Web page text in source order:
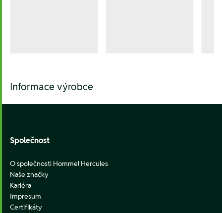
Informace výrobce
Společnost
O společnosti Hommel Hercules
Naše značky
Kariéra
Impresum
Certifikáty